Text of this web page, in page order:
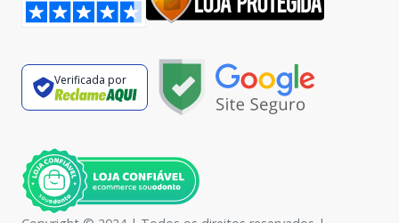
Verificada por